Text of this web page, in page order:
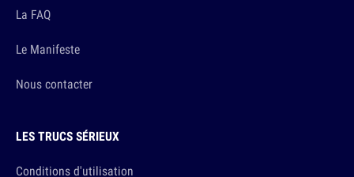
La FAQ
Le Manifeste
Nous contacter
LES TRUCS SÉRIEUX
Conditions d'utilisation